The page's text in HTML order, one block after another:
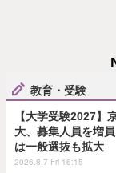
教育・受験
【大学受験2027】
大、募集人員を増
は一般選抜も拡大
2026.8.7 Fri 16:15